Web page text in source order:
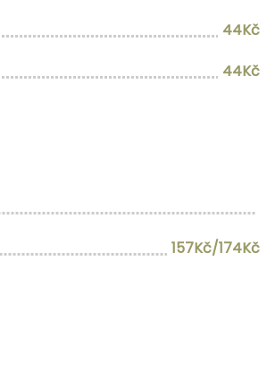
44Kč
44Kč
157Kč/174Kč